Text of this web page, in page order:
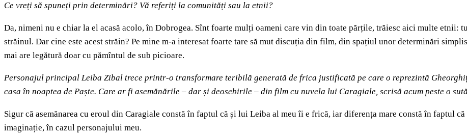
Ce vreți să spuneți prin determinări? Vă referiți la comunități sau la etnii?
Da, nimeni nu e chiar la el acasă acolo, în Dobrogea. Sînt foarte mulți oameni care vin din toate părțile, trăiesc aici multe etnii:
străinul. Dar cine este acest străin? Pe mine m-a interesat foarte tare să mut discuția din film, din spațiul unor determinări
mai are legătură doar cu pămîntul de sub picioare.
Personajul principal Leiba Zibal trece printr-o transformare teribilă generată de frica justificată pe care o reprezintă
casa în noaptea de Paște. Care ar fi asemănările – dar și deosebirile – din film cu nuvela lui Caragiale, scrisă acum peste o
Sigur că asemănarea cu eroul din Caragiale constă în faptul că și lui Leiba al meu îi e frică, iar diferența mare constă în faptul
imaginație, în cazul personajului meu.